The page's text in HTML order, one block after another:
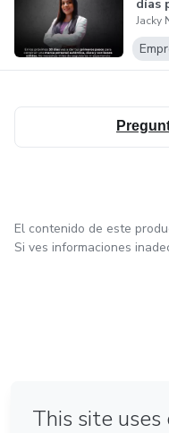
días
Jacky
El contenido de este
Si ves informaciones
Hecho con❤ en